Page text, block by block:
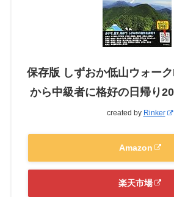
保存版 しずおか低山ウォー
から中級者に格好の日帰り
created by Rinker
Amazon
楽天市場